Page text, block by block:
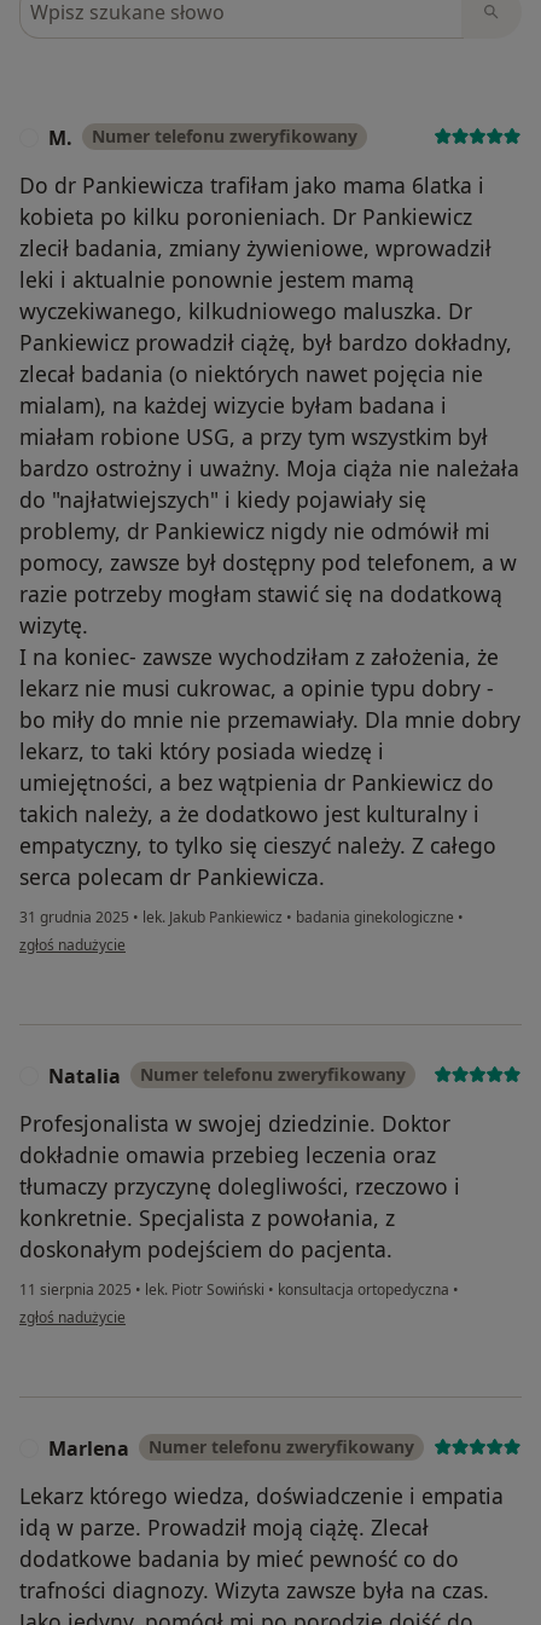
M. Numer telefonu zweryfikowany
Do dr Pankiewicza trafiłam jako mama 6latka i
kobieta po kilku poronieniach. Dr Pankiewicz
zlecił badania, zmiany żywieniowe, wprowadził
leki i aktualnie ponownie jestem mamą
wyczekiwanego, kilkudniowego maluszka. Dr
Pankiewicz prowadził ciążę, był bardzo dokładny,
zlecał badania (o niektórych nawet pojęcia nie
mialam), na każdej wizycie byłam badana i
miałam robione USG, a przy tym wszystkim był
bardzo ostrożny i uważny. Moja ciąża nie należała
do "najłatwiejszych" i kiedy pojawiały się
problemy, dr Pankiewicz nigdy nie odmówił mi
pomocy, zawsze był dostępny pod telefonem, a w
razie potrzeby mogłam stawić się na dodatkową
wizytę.
I na koniec- zawsze wychodziłam z założenia, że
lekarz nie musi cukrowac, a opinie typu dobry -
bo miły do mnie nie przemawiały. Dla mnie dobry
lekarz, to taki który posiada wiedzę i
umiejętności, a bez wątpienia dr Pankiewicz do
takich należy, a że dodatkowo jest kulturalny i
empatyczny, to tylko się cieszyć należy. Z całego
serca polecam dr Pankiewicza.
31 grudnia 2025 • lek. Jakub Pankiewicz • badania ginekologiczne •
w opinii użytkownika M.
zgłoś nadużycie
Natalia Numer telefonu zweryfikowany
Profesjonalista w swojej dziedzinie. Doktor
dokładnie omawia przebieg leczenia oraz
tłumaczy przyczynę dolegliwości, rzeczowo i
konkretnie. Specjalista z powołania, z
doskonałym podejściem do pacjenta.
11 sierpnia 2025 • lek. Piotr Sowiński • konsultacja ortopedyczna •
w opinii użytkownika Natalia
zgłoś nadużycie
Marlena Numer telefonu zweryfikowany
Lekarz którego wiedza, doświadczenie i empatia
idą w parze. Prowadził moją ciążę. Zlecał
dodatkowe badania by mieć pewność co do
trafności diagnozy. Wizyta zawsze była na czas.